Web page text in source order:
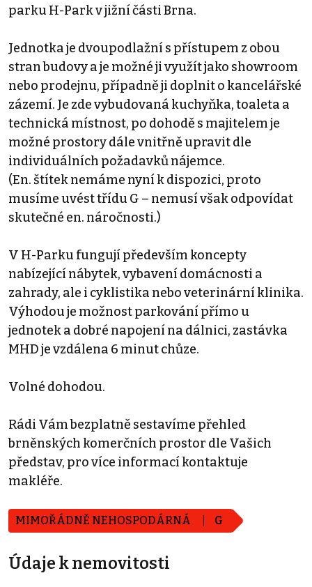
parku H-Park v jižní části Brna.
Jednotka je dvoupodlažní s přístupem z obou
stran budovy a je možné ji využít jako showroom
nebo prodejnu, případně ji doplnit o kancelářské
zázemí. Je zde vybudovaná kuchyňka, toaleta a
technická místnost, po dohodě s majitelem je
možné prostory dále vnitřně upravit dle
individuálních požadavků nájemce.
(En. štítek nemáme nyní k dispozici, proto
musíme uvést třídu G – nemusí však odpovídat
skutečné en. náročnosti.)
V H-Parku fungují především koncepty
nabízející nábytek, vybavení domácnosti a
zahrady, ale i cyklistika nebo veterinární klinika.
Výhodou je možnost parkování přímo u
jednotek a dobré napojení na dálnici, zastávka
MHD je vzdálena 6 minut chůze.
Volné dohodou.
Rádi Vám bezplatně sestavíme přehled
brněnských komerčních prostor dle Vašich
představ, pro více informací kontaktuje
makléře.
MIMOŘÁDNĚ NEHOSPODÁRNÁ G
Údaje k nemovitosti